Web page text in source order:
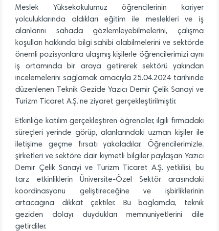
Meslek Yüksekokulumuz öğrencilerinin kariyer
yolculuklarında aldıkları eğitim ile meslekleri ve iş
alanlarını sahada gözlemleyebilmelerini, çalışma
koşulları hakkında bilgi sahibi olabilmelerini ve sektörde
önemli pozisyonlara ulaşmış kişilerle öğrencilerimizi aynı
iş ortamında bir araya getirerek sektörü yakından
incelemelerini sağlamak amacıyla 25.04.2024 tarihinde
düzenlenen Teknik Gezide Yazıcı Demir Çelik Sanayi ve
Turizm Ticaret A.Ş.’ne ziyaret gerçekleştirilmiştir.
Etkinliğe katılım gerçekleştiren öğrenciler, ilgili firmadaki
süreçleri yerinde görüp, alanlarındaki uzman kişiler ile
iletişime geçme fırsatı yakaladılar. Öğrencilerimizle,
şirketleri ve sektöre dair kıymetli bilgiler paylaşan Yazıcı
Demir Çelik Sanayi ve Turizm Ticaret A.Ş. yetkilisi, bu
tarz etkinliklerin Üniversite-Özel Sektör arasındaki
koordinasyonu geliştireceğine ve işbirliklerinin
artacağına dikkat çektiler. Bu bağlamda, teknik
geziden dolayı duydukları memnuniyetlerini dile
getirdiler.